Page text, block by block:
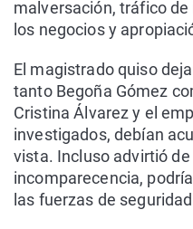
malversación, tráfico
los negocios y
El magistrado quiso
tanto Begoña Gómez
Cristina Álvarez y el
investigados, debían
vista. Incluso advirtió de
incomparecencia,
las fuerzas de